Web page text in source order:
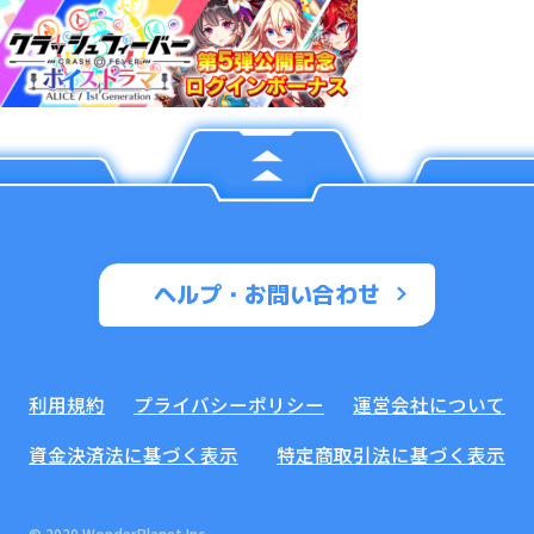
ヘルプ・お問い合わせ
利用規約 プライバシーポリシー
運営会社について
資金決済法に基づく表示
特定商取引法に基づく表示